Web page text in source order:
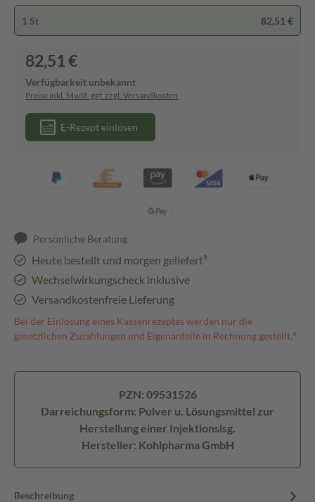
1 St 82,51 €
82,51 €
Verfügbarkeit unbekannt
Preise inkl. MwSt. ggf. zzgl. Versandkosten
E-Rezept einlösen
Persönliche Beratung
Heute bestellt und morgen geliefert³
Wechselwirkungscheck inklusive
Versandkostenfreie Lieferung
Bei der Einlösung eines Kassenrezeptes werden nur die
gesetzlichen Zuzahlungen und Eigenanteile in Rechnung gestellt.⁴
PZN: 09531526
Darreichungsform: Pulver u. Lösungsmittel zur
Herstellung einer Injektionslsg.
Hersteller: Kohlpharma GmbH
Beschreibung